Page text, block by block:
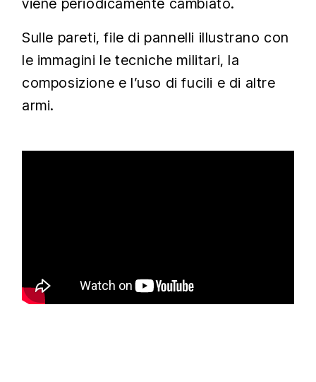
viene periodicamente cambiato.
Sulle pareti, file di pannelli illustrano con
le immagini le tecniche militari, la
composizione e l’uso di fucili e di altre
armi.